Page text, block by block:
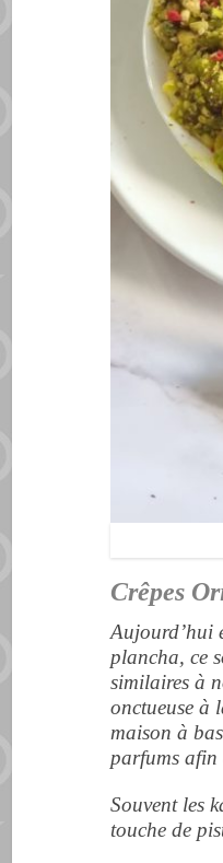
Crêpes
Aujourd’hui
plancha, ce
similaires à
onctueuse à
maison à
parfums afin
Souvent les
touche de